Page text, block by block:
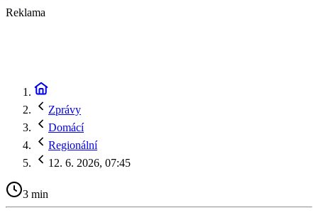
Reklama
Zprávy
Domácí
Regionální
12. 6. 2026, 07:45
3 min